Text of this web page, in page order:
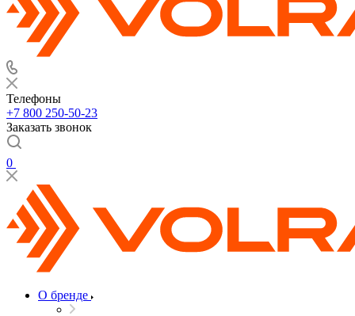
Телефоны
+7 800 250-50-23
Заказать звонок
0
О бренде